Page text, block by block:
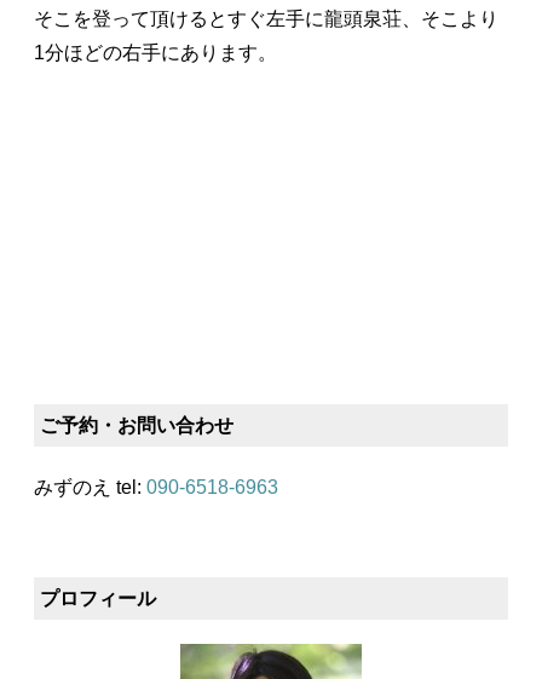
そこを登って頂けるとすぐ左手に龍頭泉荘、そこより
1分ほどの右手にあります。
ご予約・お問い合わせ
みずのえ tel: 090-6518-6963
プロフィール